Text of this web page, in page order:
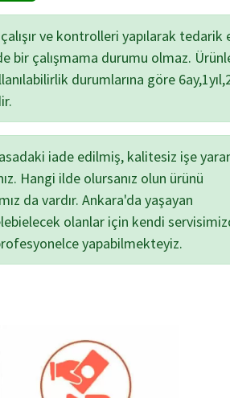
ve kontrolleri yapılarak tedarik
bir çalışmama durumu olmaz.
durumlarına göre
iade edilmiş, kalitesiz işe
Hangi ilde olursanız olun ürünü
da vardır. Ankara'da yaşayan
olanlar için kendi
yapabilmekteyiz.